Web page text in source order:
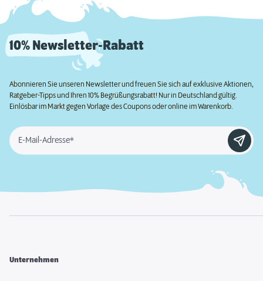
10% Newsletter-Rabatt
Abonnieren Sie unseren Newsletter und freuen Sie sich auf exklusive Aktionen,
Ratgeber-Tipps und Ihren 10% Begrüßungsrabatt! Nur in Deutschland gültig.
Einlösbar im Markt gegen Vorlage des Coupons oder online im Warenkorb.
E-Mail-Adresse*
Unternehmen